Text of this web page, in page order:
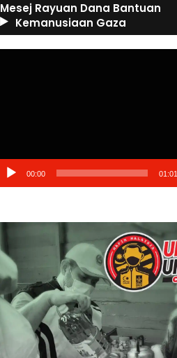
Mesej Rayuan Dana Bantuan
Kemanusiaan Gaza
00:00 01:01